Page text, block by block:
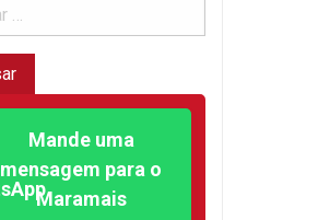
Mande uma
mensagem para o
Maramais